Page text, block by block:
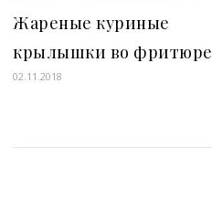
Жареные куриные
крылышки во фритюре
02.11.2018